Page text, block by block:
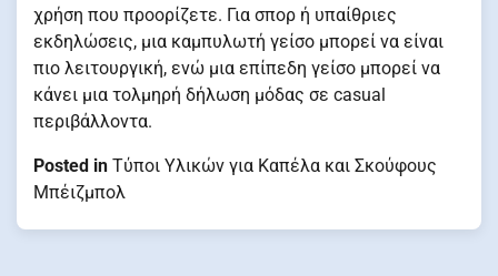
χρήση που προορίζετε. Για σπορ ή υπαίθριες
εκδηλώσεις, μια καμπυλωτή γείσο μπορεί να είναι
πιο λειτουργική, ενώ μια επίπεδη γείσο μπορεί να
κάνει μια τολμηρή δήλωση μόδας σε casual
περιβάλλοντα.
Posted in Τύποι Υλικών για Καπέλα και Σκούφους
Μπέιζμπολ